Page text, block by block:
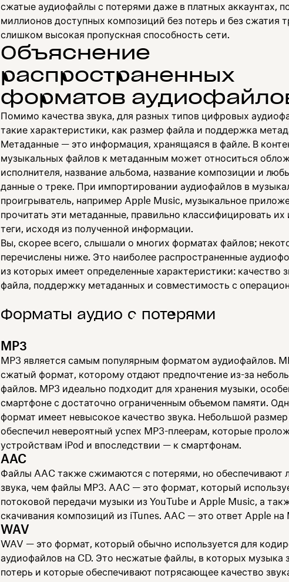
сжатые аудиофайлы с потерями даже в платных аккаунтах,
миллионов доступных композиций без потерь и без сжатия
слишком высокая пропускная способность сети.
Объяснение
распространенных
форматов
Помимо качества звука, для разных типов цифровых
такие характеристики, как размер файла и поддержка
Метаданные — это информация, хранящаяся в файле. В
музыкальных файлов к метаданным может относиться
исполнителя, название альбома, название композиции и
данные о треке. При импортировании аудиофайлов в
проигрыватель, например Apple Music, музыкальное
прочитать эти метаданные, правильно классифицировать их
теги, исходя из полученной информации.
Вы, скорее всего, слышали о многих форматах файлов;
перечислены ниже. Это наиболее распространенные
из которых имеет определенные характеристики: качество
файла, поддержку метаданных и совместимость с
Форматы аудио с потерями
MP3
MP3 является самым популярным форматом аудиофайлов.
сжатый формат, которому отдают предпочтение из-за
файлов. MP3 идеально подходит для хранения музыки,
смартфоне с достаточно ограниченным объемом памяти.
формат имеет невысокое качество звука. Небольшой
обеспечил невероятный успех MP3-плеерам, которые
устройствам iPod и впоследствии — к смартфонам.
AAC
Файлы AAC также сжимаются с потерями, но обеспечивают
звука, чем файлы MP3. AAC — это формат, который
потоковой передачи музыки из YouTube и Apple Music, а
скачивания композиций из iTunes. AAC — это ответ Apple на
WAV
WAV — это формат, который обычно используется для
аудиофайлов на CD. Это несжатые файлы, в которых музыка
потерь и которые обеспечивают потрясающее качество